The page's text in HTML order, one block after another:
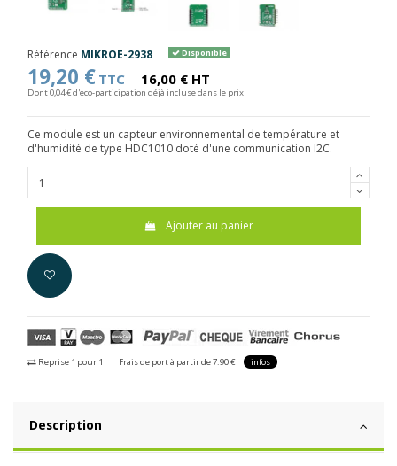
Référence MIKROE-2938 Disponible
19,20 € TTC 16,00 € HT
Dont 0,04 € d'eco-participation déjà incluse dans le prix
Ce module est un capteur environnemental de température et
d'humidité de type HDC1010 doté d'une communication I2C.
Ajouter au panier
Reprise 1 pour 1 Frais de port à partir de 7.90 € infos
Description